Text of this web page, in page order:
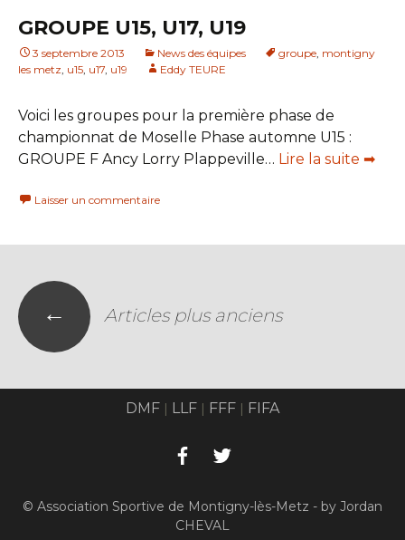
GROUPE U15, U17, U19
3 septembre 2013 News des équipes groupe montigny
les metz u15 u17 u19 Eddy TEURE
Voici les groupes pour la première phase de
championnat de Moselle Phase automne U15 :
GROUPE F Ancy Lorry Plappeville… Lire la suite ➡
Laisser un commentaire
← Articles plus anciens
DMF | LLF | FFF | FIFA
© Association Sportive de Montigny-lès-Metz - by Jordan
CHEVAL